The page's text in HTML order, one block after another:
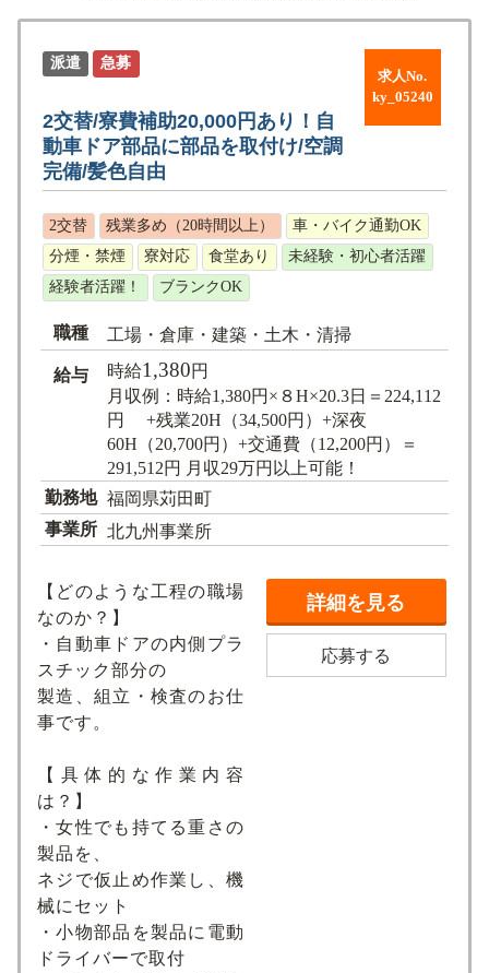
求人No.
ky_05240
派遣 急募
2交替/寮費補助20,000円あり！自
動車ドア部品に部品を取付け/空調
完備/髪色自由
2交替 残業多め（20時間以上）
車・バイク通勤OK
分煙・禁煙
寮対応 食堂あり
未経験・初心者活躍
経験者活躍！
ブランクOK
職種 工場・倉庫・建築・土木・清掃
給与 時給1,380円
月収例：時給1,380円×８H×20.3日＝224,112
円 +残業20H（34,500円）+深夜
60H（20,700円）+交通費（12,200円）＝
291,512円 月収29万円以上可能！
勤務地 福岡県苅田町
事業所 北九州事業所
【どのような工程の職場
なのか？】
・自動車ドアの内側プラ
スチック部分の
製造、組立・検査のお仕
事です。
【具体的な作業内容
は？】
・女性でも持てる重さの
製品を、
ネジで仮止め作業し、機
械にセット
・小物部品を製品に電動
ドライバーで取付
詳細を見る
応募する